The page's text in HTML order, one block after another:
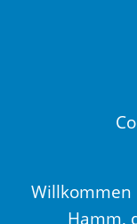
Willkommen
Hamm,